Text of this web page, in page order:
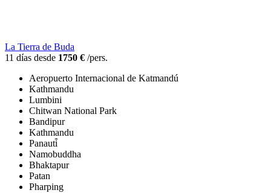
La Tierra de Buda
11 días desde 1750 € /pers.
Aeropuerto Internacional de Katmandú
Kathmandu
Lumbini
Chitwan National Park
Bandipur
Kathmandu
Panauti̇̄
Namobuddha
Bhaktapur
Patan
Pharping